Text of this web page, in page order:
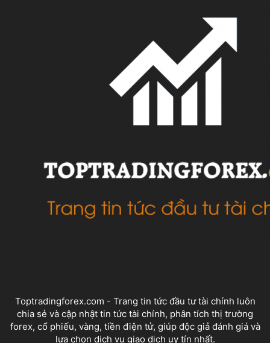
Toptradingforex.com - Trang tin tức đầu tư tài chính luôn
chia sẻ và cập nhật tin tức tài chính, phân tích thị trường
forex, cổ phiếu, vàng, tiền điện tử, giúp độc giả đánh giá và
lựa chọn dịch vụ giao dịch uy tín nhất.